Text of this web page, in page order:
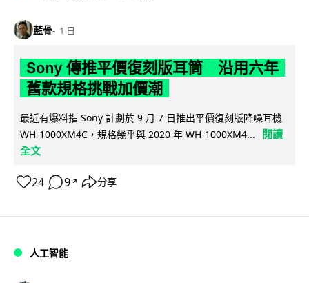
藍骨 1 日
Sony 傳推平價復刻版耳筒 沿用六年
舊款規格挑戰加價潮
最近有爆料指 Sony 計劃於 9 月 7 日推出平價復刻版降噪耳機
WH-1000XM4C，規格幾乎與 2020 年 WH-1000XM4...
閱讀
全文
24 9 ↗ 分享
人工智能